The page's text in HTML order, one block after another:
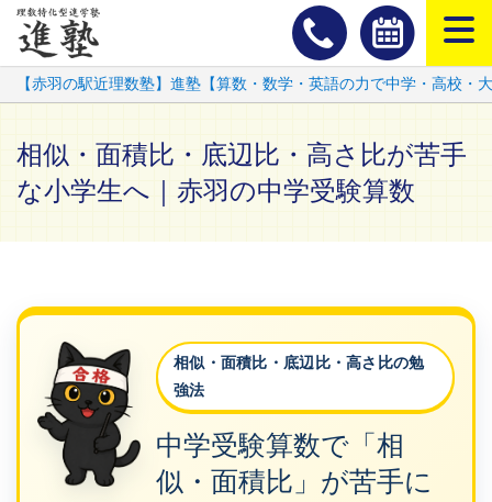
スマート
【赤羽の駅近理数塾】進塾【算数・数学・英語の力で中学・高校・
相似・面積比・底辺比・高さ比が苦手
な小学生へ｜赤羽の中学受験算数
相似・面積比・底辺比・高さ比の勉
強法
中学受験算数で「相
似・面積比」が苦手に